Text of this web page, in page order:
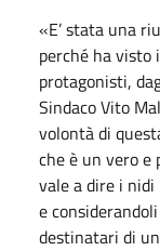
«E’ stata una
perché ha
protagonisti,
Sindaco Vito
volontà di
che è un vero
vale a dire i
e
destinatari di